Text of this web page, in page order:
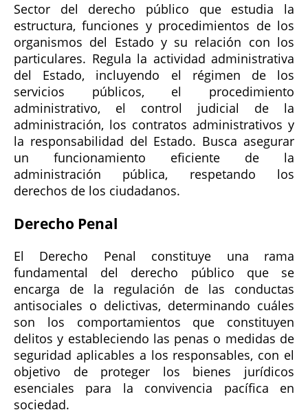
Sector del derecho público que estudia la
estructura, funciones y procedimientos de los
organismos del Estado y su relación con los
particulares. Regula la actividad administrativa
del Estado, incluyendo el régimen de los
servicios públicos, el procedimiento
administrativo, el control judicial de la
administración, los contratos administrativos y
la responsabilidad del Estado. Busca asegurar
un funcionamiento eficiente de la
administración pública, respetando los
derechos de los ciudadanos.
Derecho Penal
El Derecho Penal constituye una rama
fundamental del derecho público que se
encarga de la regulación de las conductas
antisociales o delictivas, determinando cuáles
son los comportamientos que constituyen
delitos y estableciendo las penas o medidas de
seguridad aplicables a los responsables, con el
objetivo de proteger los bienes jurídicos
esenciales para la convivencia pacífica en
sociedad.